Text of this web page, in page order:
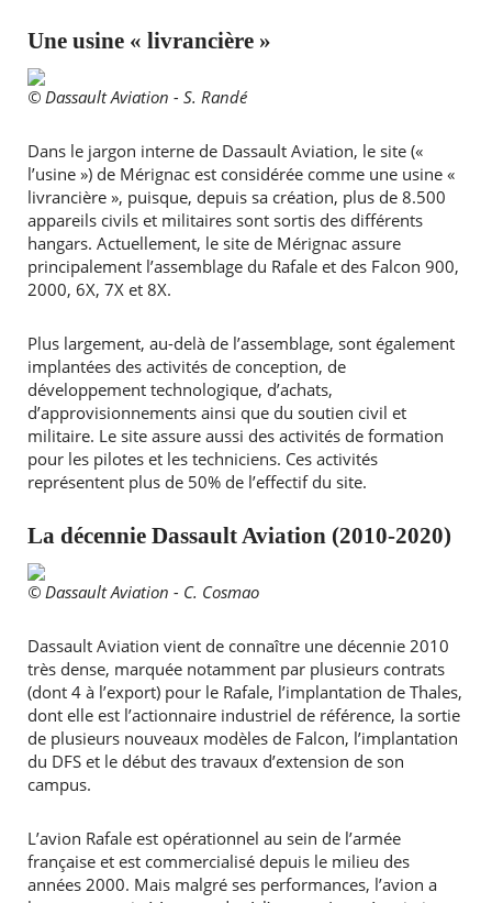
Une usine « livrancière »
© Dassault Aviation - S. Randé
Dans le jargon interne de Dassault Aviation, le site («
l’usine ») de Mérignac est considérée comme une usine «
livrancière », puisque, depuis sa création, plus de 8.500
appareils civils et militaires sont sortis des différents
hangars. Actuellement, le site de Mérignac assure
principalement l’assemblage du Rafale et des Falcon 900,
2000, 6X, 7X et 8X.
Plus largement, au-delà de l’assemblage, sont également
implantées des activités de conception, de
développement technologique, d’achats,
d’approvisionnements ainsi que du soutien civil et
militaire. Le site assure aussi des activités de formation
pour les pilotes et les techniciens. Ces activités
représentent plus de 50% de l’effectif du site.
La décennie Dassault Aviation (2010-2020)
© Dassault Aviation - C. Cosmao
Dassault Aviation vient de connaître une décennie 2010
très dense, marquée notamment par plusieurs contrats
(dont 4 à l’export) pour le Rafale, l’implantation de Thales,
dont elle est l’actionnaire industriel de référence, la sortie
de plusieurs nouveaux modèles de Falcon, l’implantation
du DFS et le début des travaux d’extension de son
campus.
L’avion Rafale est opérationnel au sein de l’armée
française et est commercialisé depuis le milieu des
années 2000. Mais malgré ses performances, l’avion a